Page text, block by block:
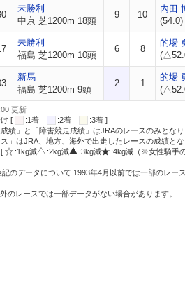
未勝利
中京 芝1200m 18頭
9 10
内田
(54.0)
未勝利
福島 芝1200m 10頭
6 8
的場
新馬
福島 芝1200m 9頭
2 1
的場
更新
[
:1着 :2着
:3着 ]
績」と「障害競走成績」はJRAのレースのみとなり
」はJRA、地方、海外で出走したレースの成績とな
:1kg減 :2kg減 :3kg減 :4kg減（※女性騎手の
のデータについて 1993年4月以前では一部のレー
のレースでは一部データがない場合があります。